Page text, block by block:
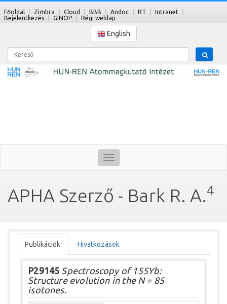
Főoldal Zimbra Cloud BBB Andoc RT
Intranet
Bejelentkezés
GINOP Régi weblap
English
Kereső
Toggle
navigation
APHA Szerző - Bark R. A.4
Publikációk Hivatkozások
P29145 Spectroscopy of 155Yb:
Structure evolution in the N = 85
isotones.